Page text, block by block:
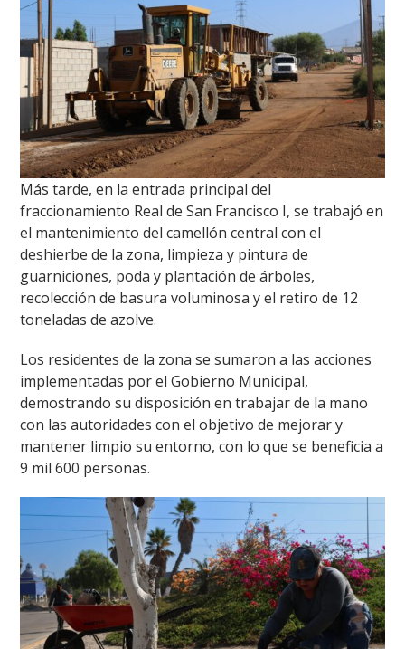
Más tarde, en la entrada principal del
fraccionamiento Real de San Francisco I, se trabajó en
el mantenimiento del camellón central con el
deshierbe de la zona, limpieza y pintura de
guarniciones, poda y plantación de árboles,
recolección de basura voluminosa y el retiro de 12
toneladas de azolve.
Los residentes de la zona se sumaron a las acciones
implementadas por el Gobierno Municipal,
demostrando su disposición en trabajar de la mano
con las autoridades con el objetivo de mejorar y
mantener limpio su entorno, con lo que se beneficia a
9 mil 600 personas.